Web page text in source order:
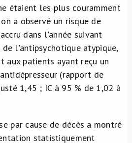
étaient les plus couramment
a observé un risque de
dans l'année suivant
l'antipsychotique atypique,
aux patients ayant reçu un
(rapport de
1,45 ; IC à 95 % de 1,02 à
par cause de décès a montré
statistiquement